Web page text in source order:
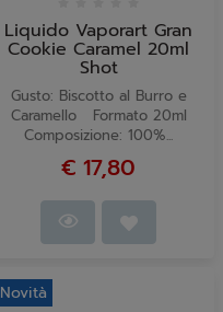
Liquido Vaporart Gran
Cookie Caramel 20ml
Shot
Gusto: Biscotto al Burro e
Caramello Formato 20ml
Composizione: 100%...
€ 17,80
Novità